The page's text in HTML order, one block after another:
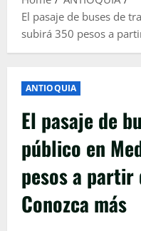
El pasaje de buses de
subirá 350 pesos a
ANTIOQUIA
El pasaje de
público en
pesos a partir
Conozca más